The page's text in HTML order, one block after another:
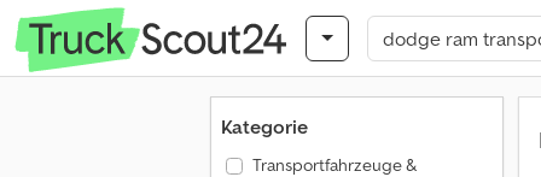
Kategorie
Transportfahrzeuge &